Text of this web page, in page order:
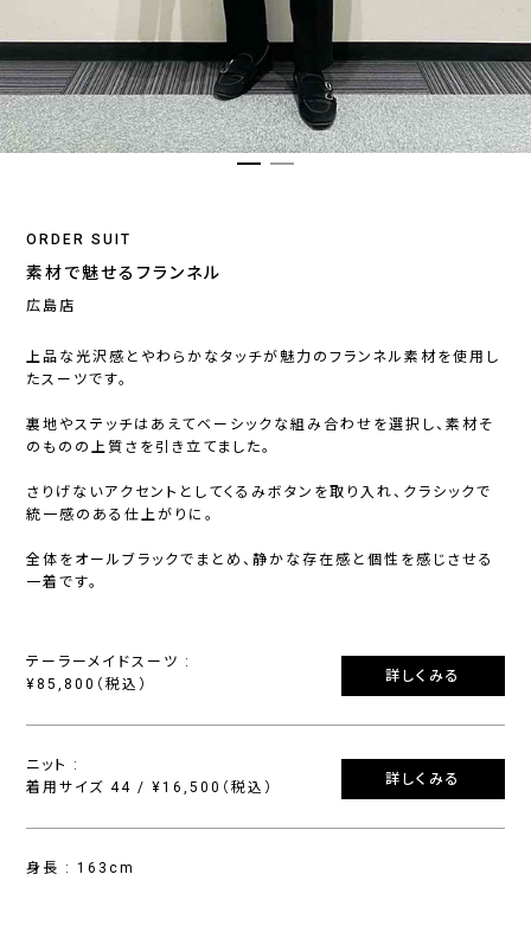
ORDER SUIT
素材で魅せるフランネル
広島店
上品な光沢感とやわらかなタッチが魅力のフランネル素材を使用し
たスーツです。
裏地やステッチはあえてベーシックな組み合わせを選択し、素材そ
のものの上質さを引き立てました。
さりげないアクセントとしてくるみボタンを取り入れ、クラシックで
統一感のある仕上がりに。
全体をオールブラックでまとめ、静かな存在感と個性を感じさせる
一着です。
テーラーメイドスーツ :
¥85,800（税込）
詳しくみる
ニット :
着用サイズ 44 / ¥16,500（税込）
詳しくみる
身長 : 163cm